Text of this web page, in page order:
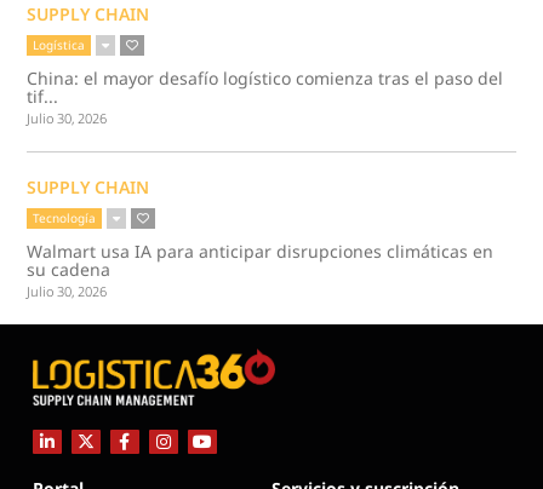
SUPPLY CHAIN
Logística
China: el mayor desafío logístico comienza tras el paso del
tif...
Julio 30, 2026
SUPPLY CHAIN
Tecnología
Walmart usa IA para anticipar disrupciones climáticas en
su cadena
Julio 30, 2026